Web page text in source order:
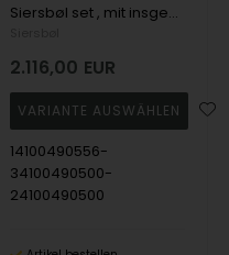
Siersbøl set , mit insgesamt 1,50 ct Top Wesselston VS2
2.116,00 EUR
14100490556-
34100490500-
24100490500